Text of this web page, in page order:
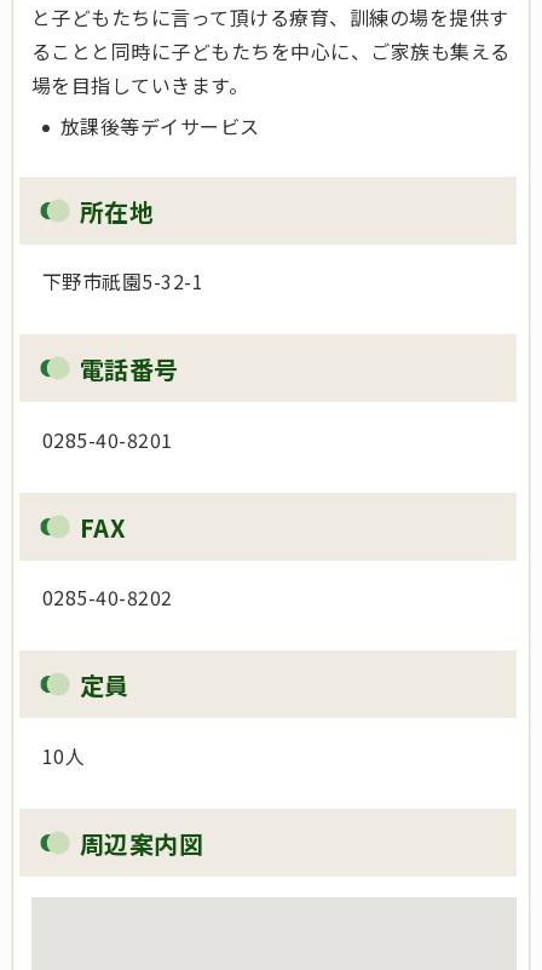
と子どもたちに言って頂ける療育、訓練の場を提供す
ることと同時に子どもたちを中心に、ご家族も集える
場を目指していきます。
放課後等デイサービス
所在地
下野市祇園5-32-1
電話番号
0285-40-8201
FAX
0285-40-8202
定員
10人
周辺案内図